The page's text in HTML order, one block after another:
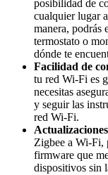
posibilidad de
cualquier lugar
manera, podrás
termostato o
dónde te
Facilidad de
tu red Wi-Fi es
necesitas
y seguir las
red Wi-Fi.
Zigbee a Wi-Fi,
firmware que
dispositivos sin